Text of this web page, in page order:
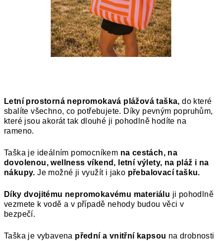
Letní prostorná nepromokavá plážová taška, do které
sbalíte všechno, co potřebujete. Díky pevným popruhům,
které jsou akorát tak dlouhé ji pohodlně hodíte na
rameno.
Taška je ideálním pomocníkem na cestách, na
dovolenou, wellness víkend, letní výlety, na pláž i na
nákupy. Je možné ji využít i jako přebalovací tašku.
Díky dvojitému nepromokavému materiálu ji pohodlně
vezmete k vodě a v případě nehody budou věci v
bezpečí.
Taška je vybavena přední a vnitřní kapsou na drobnosti